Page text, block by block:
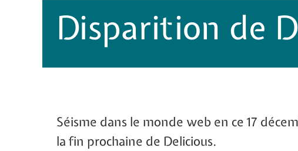
Disparition de
Séisme dans le monde web en ce 17
la fin prochaine de Delicious.